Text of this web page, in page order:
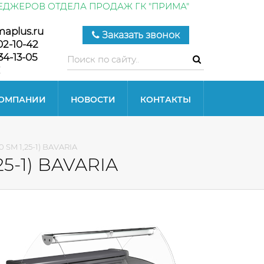
ОТДЕЛА ПРОДАЖ ГК "ПРИМА"
10-42
13-05
Заказать звонок
НОВОСТИ КОНТАКТЫ
1,25-1) BAVARIA
1) BAVARIA